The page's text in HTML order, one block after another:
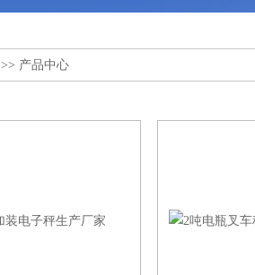
>> 产品中心